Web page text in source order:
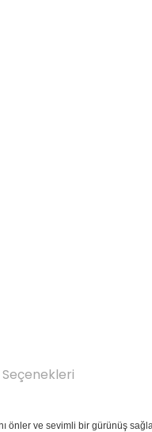
ve sevimli bir gürünüş